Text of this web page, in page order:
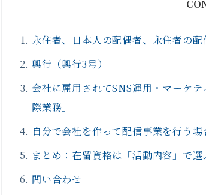
永住者、日本人の配偶者、永住者の配
興行（興行3号）
会社に雇用されてSNS運用・マーケ
際業務」
自分で会社を作って配信事業を行う場
まとめ：在留資格は「活動内容」で選
問い合わせ